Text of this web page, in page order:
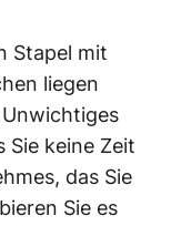
Stapel mit
liegen
Sie keine Zeit
das Sie
Sie es